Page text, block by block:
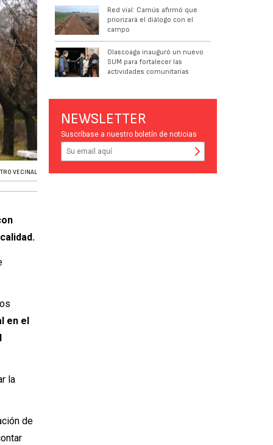
VECINAL
en el
la
de
Red vial: Camús afirmó que
priorizará el diálogo con el
campo
Olascoaga inauguró un nuevo
SUM para fortalecer las
actividades comunitarias
NEWSLETTER
Suscríbase a nuestro boletín de noticias